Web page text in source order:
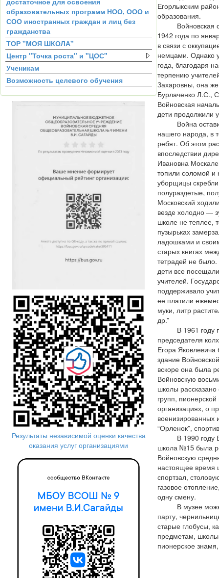
образовательных программ НОО, ООО и
СОО иностранных граждан и лиц без
гражданства
ТОР "МОЯ ШКОЛА"
Центр "Точка роста" и "ЦОС"
Ученикам
Возможность целевого обучения
Результаты независимой оценки качества
оказания услуг организациями
Егорлыкским
образования.
Войновская
1942 года по
в связи с
немцами. Однако
года, благодаря
терпению
Захаровны, она
Бурлаченко Л.С.,
Войновская
дети продолжили
Война
нашего народа, в
ребят. Об этом
впоследствии
Ивановна
топили соломой и
уборщицы
полураздетые,
Московский
везде холодно —
школе не теплее,
пузырьках
ладошками и
старых книгах
тетрадей не
дети все
учителей.
поддерживало
ее платили
муки, литр
др.”
В 1961 году
председателя
Егора
здание
вскоре она была
Войновскую
школы рассказано
групп,
организациях, о
военизированных
“Орленок”,
В 1990 году
школа №15 была
Войновскую
настоящее время
спортзал,
газовое
одну смену.
В музее можно
парту,
старые глобусы,
предметам,
пионерское